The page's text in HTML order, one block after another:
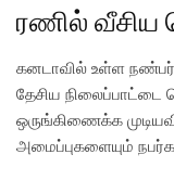
ரணில் வீசிய
கனடாவில் உள்ள நண்பர்
தேசிய
ஒருங்கிணைக்க
அமைப்புகளையும்